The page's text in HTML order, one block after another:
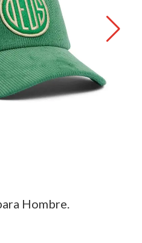
Hombre.